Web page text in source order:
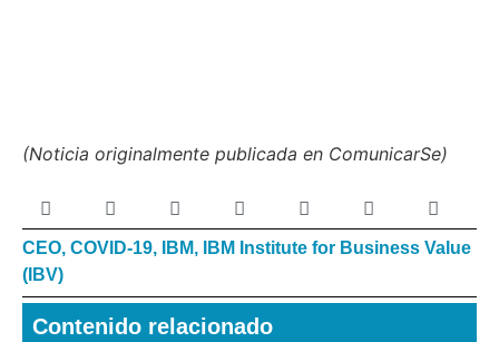
(Noticia originalmente publicada en ComunicarSe)
CEO, COVID-19, IBM,
IBM Institute for Business Value
(IBV)
Contenido relacionado